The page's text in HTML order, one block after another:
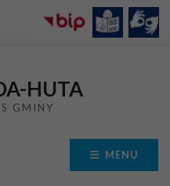
HUTA
GMINY
MENU